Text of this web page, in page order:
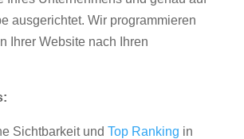
ausgerichtet. Wir programmieren
Ihrer Website nach Ihren
Sichtbarkeit und Top Ranking in